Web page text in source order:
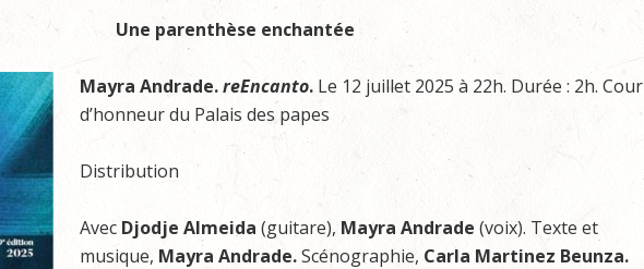
Une parenthèse enchantée
Mayra Andrade.reEncanto. Le 12 juillet 2025 à 22h. Durée : 2h. Cour
d’honneur du Palais des papes
Distribution
Avec Djodje Almeida (guitare), Mayra Andrade (voix). Texte et
musique, Mayra Andrade.Scénographie, Carla Martinez Beunza.